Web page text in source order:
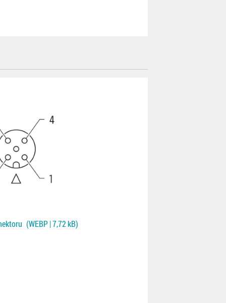
(WEBP | 7,72 kB)